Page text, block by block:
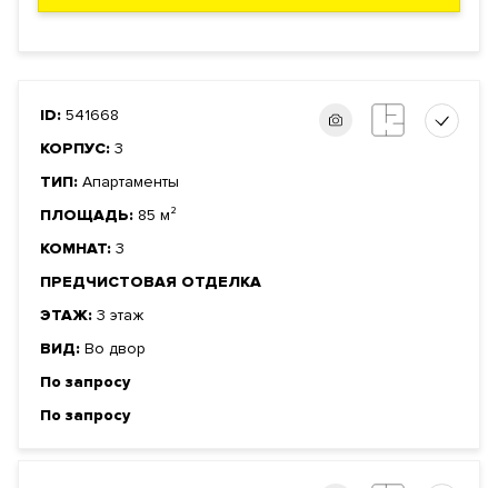
ID: 541668
КОРПУС: 3
ТИП: Апартаменты
ПЛОЩАДЬ: 85 м²
КОМНАТ: 3
ПРЕДЧИСТОВАЯ ОТДЕЛКА
ЭТАЖ: 3 этаж
ВИД: Во двор
По запросу
По запросу